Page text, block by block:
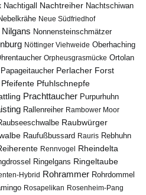
Nachtigall Nachtreiher Nachtschiwan
Neue Südfriedhof
Nilgans Nonnensteinschmätzer
Nöttinger Viehweide Oberhaching
Orpheusgrasmücke Ortolan
Papageitaucher Perlacher Forst
Pfeifente Pfuhlschnepfe
Prachttaucher Purpurhuhn
Rallenreiher Rambower Moor
Raubwürger
Raufußbussard Rauris Rebhuhn
Rennvogel Rheindelta
Ringelgans Ringeltaube
Hybrid Rohrammer Rohrdommel
Rosapelikan Rosenheim-Pang